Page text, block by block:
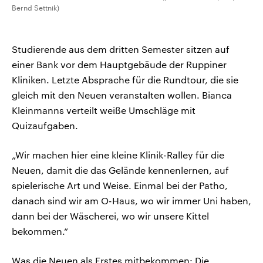
Bernd Settnik)
Studierende aus dem dritten Semester sitzen auf
einer Bank vor dem Hauptgebäude der Ruppiner
Kliniken. Letzte Absprache für die Rundtour, die sie
gleich mit den Neuen veranstalten wollen. Bianca
Kleinmanns verteilt weiße Umschläge mit
Quizaufgaben.
„Wir machen hier eine kleine Klinik-Ralley für die
Neuen, damit die das Gelände kennenlernen, auf
spielerische Art und Weise. Einmal bei der Patho,
danach sind wir am O-Haus, wo wir immer Uni haben,
dann bei der Wäscherei, wo wir unsere Kittel
bekommen.“
Was die Neuen als Erstes mitbekommen: Die